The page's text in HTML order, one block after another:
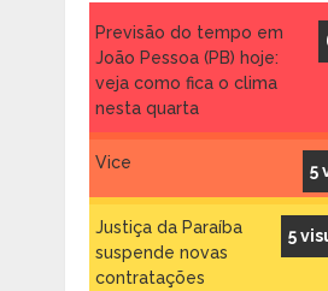
Previsão do tempo em
João Pessoa (PB) hoje:
veja como fica o clima
nesta quarta
5
Vice
5
Justiça da Paraíba
suspende novas
contratações